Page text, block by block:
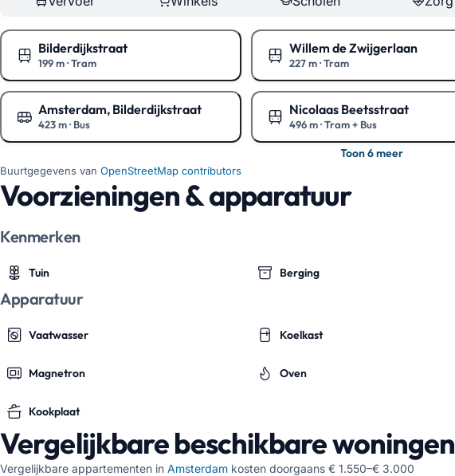
Bilderdijkstraat
199 m·Tram
Toon op de kaart
Willem de Zwijgerlaan
227 m·Tram
Toon op de kaart
Amsterdam, Bilderdijkstraat
423 m· Bus
Toon op de kaart
Nicolaas Beetsstraat
496 m·Tram + Bus
Toon op de kaart
Toon 6 meer
Buurtgegevens van OpenStreetMap contributors
Voorzieningen & apparatuur
Kenmerken
Tuin Berging
Apparatuur
Vaatwasser Koelkast
Magnetron Oven
Kookplaat
Vergelijkbare beschikbare woningen
Vergelijkbare appartementen in Amsterdam kosten doorgaans € 1.550–€ 3.000